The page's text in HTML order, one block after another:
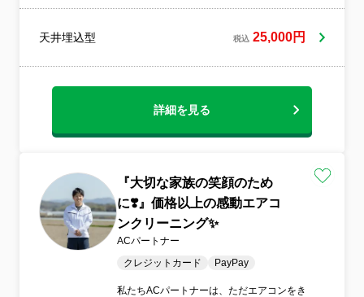
★
天井埋込型 税込 25,000円
詳細を見る
『大切な家族の笑顔のため
に❣️』価格以上の感動エアコ
ンクリーニング✨
ACパートナー
クレジットカード
PayPay
私たちACパートナーは、ただエアコンをき